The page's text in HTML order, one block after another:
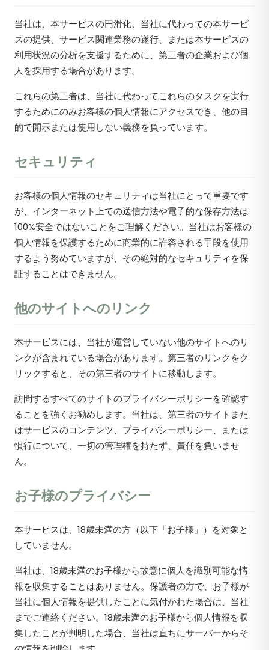
当社は、本サービスの円滑化、当社に代わっての本サービ
スの提供、サービス関連業務の遂行、または本サービスの
利用状況の分析を支援するために、第三者の企業および個
人を採用する場合があります。
これらの第三者は、当社に代わってこれらのタスクを実行
するためにのみお客様の個人情報にアクセスでき、他の目
的で開示または使用しない義務を負っています。
セキュリティ
お客様の個人情報のセキュリティは当社にとって重要です
が、インターネット上での送信方法や電子的な保存方法は
100%安全ではないことをご理解ください。当社はお客様の
個人情報を保護するために商業的に許容される手段を使用
するよう努めていますが、その絶対的なセキュリティを保
証することはできません。
他のサイトへのリンク
本サービスには、当社が運営していない他のサイトへのリ
ンクが含まれている場合があります。第三者のリンクをク
リックすると、その第三者のサイトに移動します。
訪問するすべてのサイトのプライバシーポリシーを確認す
ることを強くお勧めします。当社は、第三者のサイトまた
はサービスのコンテンツ、プライバシーポリシー、または
慣行について、一切の管理権を持たず、責任を負いませ
ん。
お子様のプライバシー
本サービスは、18歳未満の方（以下「お子様」）を対象と
していません。
当社は、18歳未満のお子様から故意に個人を識別可能な情
報を収集することはありません。保護者の方で、お子様が
当社に個人情報を提供したことに気付かれた場合は、当社
までご連絡ください。18歳未満のお子様から個人情報を収
集したことが判明した場合、当社は直ちにサーバーからそ